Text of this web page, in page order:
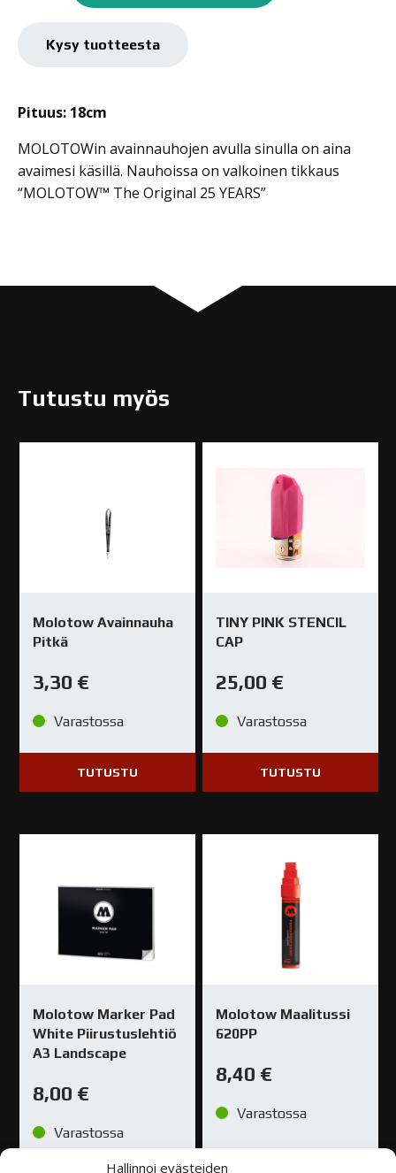
Hallinnoi evästeiden
Kysy tuotteesta
Pituus: 18cm
MOLOTOWin avainnauhojen avulla sinulla on aina
avaimesi käsillä. Nauhoissa on valkoinen tikkaus
“MOLOTOW™ The Original 25 YEARS”
Tutustu myös
Molotow Avainnauha
Pitkä
3,30 €
Varastossa
TUTUSTU
TINY PINK STENCIL
CAP
25,00 €
Varastossa
TUTUSTU
Molotow Marker Pad
White Piirustuslehtiö
A3 Landscape
8,00 €
Varastossa
Molotow Maalitussi
620PP
8,40 €
Varastossa